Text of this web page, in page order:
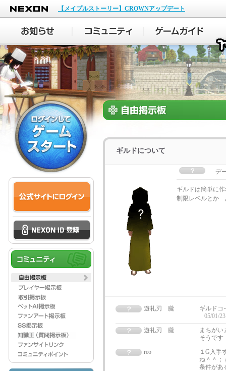
NEXON
【メイプルストーリー】CROWNアップデート
ギルドについて
デ
ギルドは簡単に
制限レベルとか
遊礼刃 朧
ギルドコ
05/01/
遊礼刃 朧
まちが
そうです
reo
１G入手
ね＾＾；
条件があ